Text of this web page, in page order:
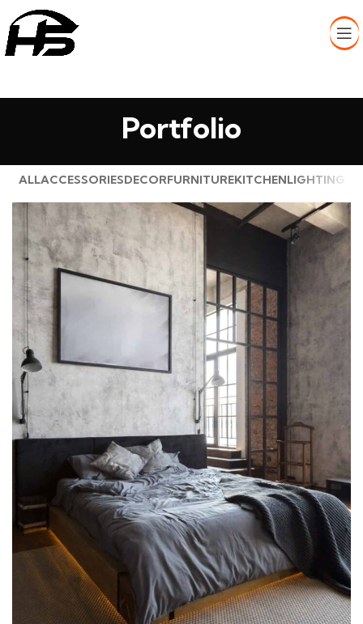
Portfolio
ALLACCESSORIESDECORFURNITUREKITCHENLIGHTING